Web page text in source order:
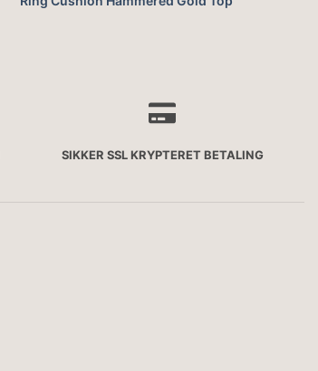
SIKKER SSL KRYPTERET BETALING